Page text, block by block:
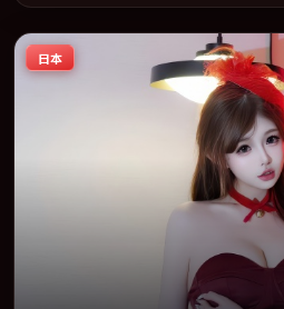
步亮相，2020 年度话题片中口碑稳健
的观众完整观看。
日本